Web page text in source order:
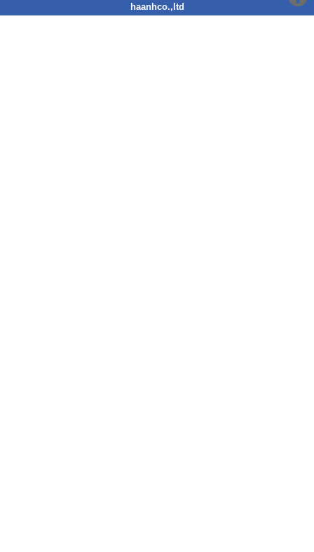
haanhco.,ltd